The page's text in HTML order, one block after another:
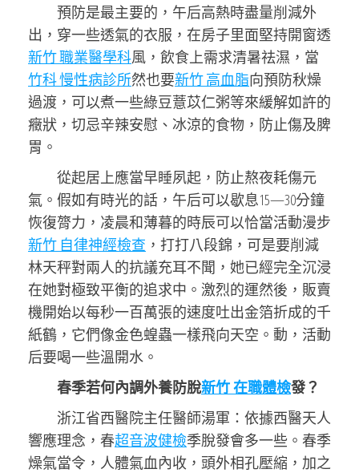
預防是最主要的，午后高熱時盡量削減外
出，穿一些透氣的衣服，在房子里面堅持開窗透
新竹 職業醫學科風，飲食上需求清暑祛濕，當
竹科 慢性病診所然也要新竹 高血脂向預防秋燥
過渡，可以煮一些綠豆薏苡仁粥等來緩解如許的
癥狀，切忌辛辣安慰、冰涼的食物，防止傷及脾
胃。
從起居上應當早睡夙起，防止熬夜耗傷元
氣。假如有時光的話，午后可以歇息15—30分鐘
恢復膂力，凌晨和薄暮的時辰可以恰當活動漫步
新竹 自律神經檢查 ，打打八段錦，可是要削減
林天秤對兩人的抗議充耳不聞，她已經完全沉浸
在她對極致平衡的追求中。激烈的運然後，販賣
機開始以每秒一百萬張的速度吐出金箔折成的千
紙鶴，它們像金色蝗蟲一樣飛向天空。動，活動
后要喝一些溫開水。
春季若何內調外養防脫新竹 在職體檢發？
浙江省西醫院主任醫師湯軍：依據西醫天人
響應理念，春超音波健檢季脫發會多一些。春季
燥氣當令，人體氣血內收，頭外相孔壓縮，加之